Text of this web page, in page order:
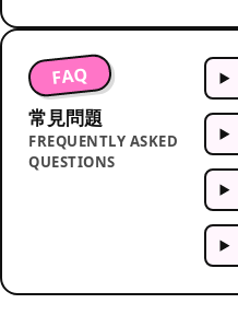
FAQ
常見問題
FREQUENTLY ASKED
QUESTIONS